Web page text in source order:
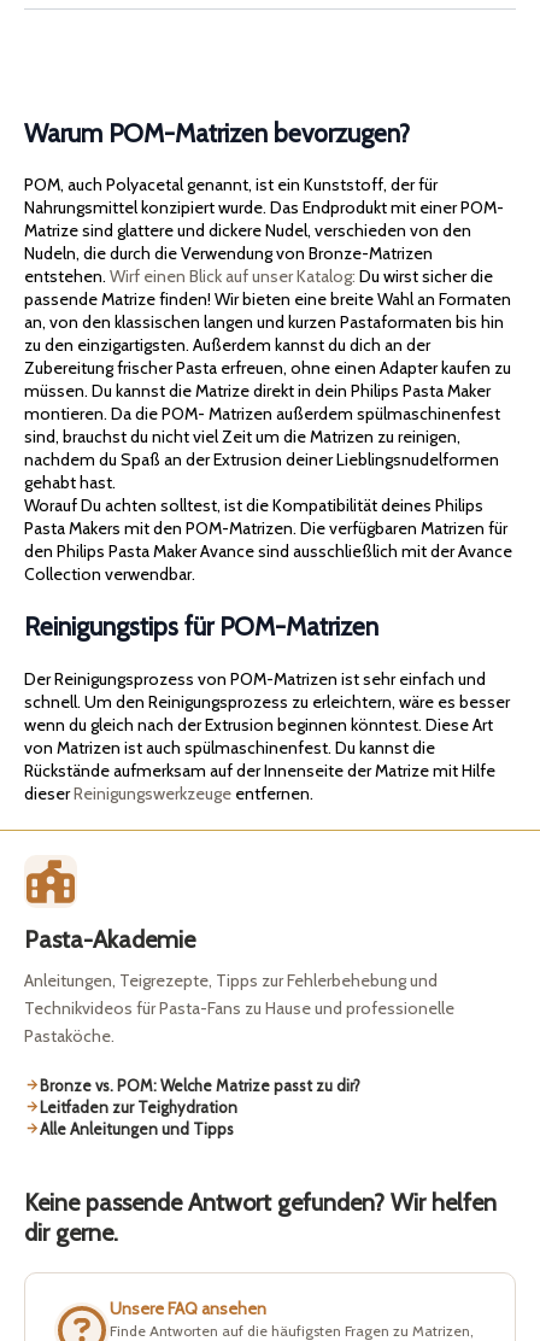
Warum POM-Matrizen bevorzugen?
POM, auch Polyacetal genannt, ist ein Kunststoff, der für
Nahrungsmittel konzipiert wurde. Das Endprodukt mit einer POM-
Matrize sind glattere und dickere Nudel, verschieden von den
Nudeln, die durch die Verwendung von Bronze-Matrizen
entstehen. Wirf einen Blick auf unser Katalog: Du wirst sicher die
passende Matrize finden! Wir bieten eine breite Wahl an Formaten
an, von den klassischen langen und kurzen Pastaformaten bis hin
zu den einzigartigsten. Außerdem kannst du dich an der
Zubereitung frischer Pasta erfreuen, ohne einen Adapter kaufen zu
müssen. Du kannst die Matrize direkt in dein Philips Pasta Maker
montieren. Da die POM- Matrizen außerdem spülmaschinenfest
sind, brauchst du nicht viel Zeit um die Matrizen zu reinigen,
nachdem du Spaß an der Extrusion deiner Lieblingsnudelformen
gehabt hast.
Worauf Du achten solltest, ist die Kompatibilität deines Philips
Pasta Makers mit den POM-Matrizen. Die verfügbaren Matrizen für
den Philips Pasta Maker Avance sind ausschließlich mit der Avance
Collection verwendbar.
Reinigungstips für POM-Matrizen
Der Reinigungsprozess von POM-Matrizen ist sehr einfach und
schnell. Um den Reinigungsprozess zu erleichtern, wäre es besser
wenn du gleich nach der Extrusion beginnen könntest. Diese Art
von Matrizen ist auch spülmaschinenfest. Du kannst die
Rückstände aufmerksam auf der Innenseite der Matrize mit Hilfe
dieserReinigungswerkzeuge entfernen.
Pasta-Akademie
Anleitungen, Teigrezepte, Tipps zur Fehlerbehebung und
Technikvideos für Pasta-Fans zu Hause und professionelle
Pastaköche.
Bronze vs. POM: Welche Matrize passt zu dir?
Leitfaden zur Teighydration
Alle Anleitungen und Tipps
Keine passende Antwort gefunden? Wir helfen
dir gerne.
Unsere FAQ ansehen
Finde Antworten auf die häufigsten Fragen zu Matrizen,